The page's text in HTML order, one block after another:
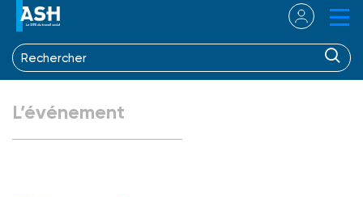
L’événement